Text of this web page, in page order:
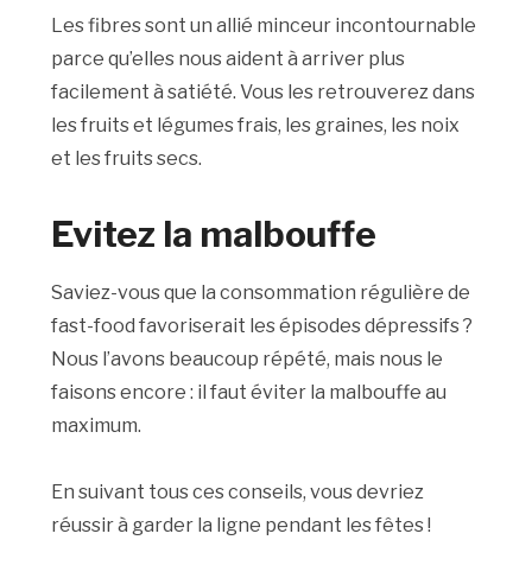
Les fibres sont un allié minceur incontournable
parce qu’elles nous aident à arriver plus
facilement à satiété. Vous les retrouverez dans
les fruits et légumes frais, les graines, les noix
et les fruits secs.
Evitez la malbouffe
Saviez-vous que la consommation régulière de
fast-food favoriserait les épisodes dépressifs ?
Nous l’avons beaucoup répété, mais nous le
faisons encore : il faut éviter la malbouffe au
maximum.
En suivant tous ces conseils, vous devriez
réussir à garder la ligne pendant les fêtes !